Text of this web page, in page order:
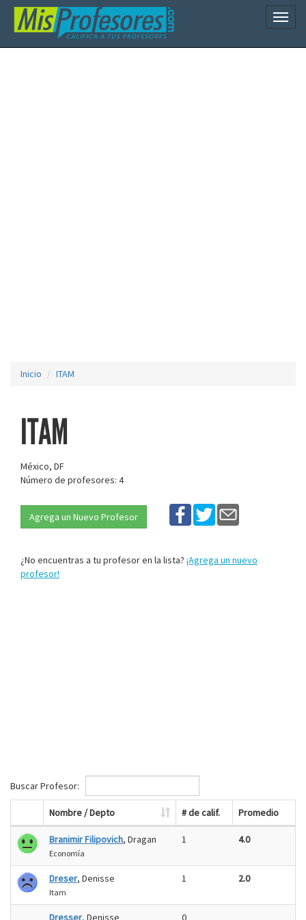
Inicio ITAM
ITAM
México, DF
Número de profesores: 4
Agrega un Nuevo Profesor
¿No encuentras a tu profesor en la lista? ¡Agrega un nuevo
profesor!
Buscar Profesor:
Nombre / Depto # de calif. Promedio
Branimir Filipovich, Dragan
Economía
1 4.0
Dreser, Denisse
Itam
1 2.0
Dresser, Denisse 0